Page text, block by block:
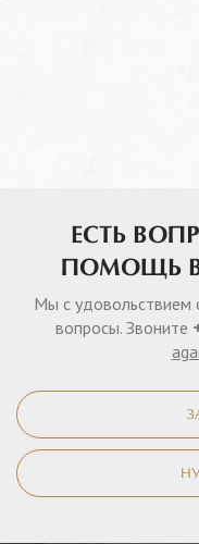
ЕСТЬ
ПОМОЩЬ В
Мы с удовольствием
вопросы. Звоните